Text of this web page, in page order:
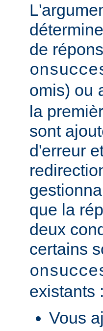
de
omis) ou
la
sont
d'erreur
que la
deux
certains
existants :
Vous